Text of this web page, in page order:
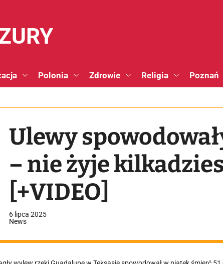
Polonia Zdrowie Religia Poznań
Ulewy
– nie żyje
[+VIDEO]
6 lipca 2025
News